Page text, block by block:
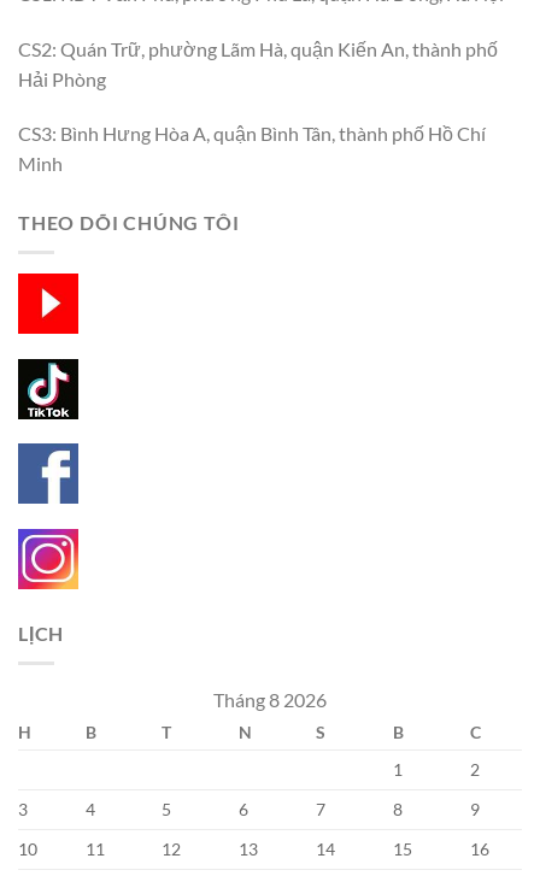
CS2: Quán Trữ, phường Lãm Hà, quận Kiến An, thành phố
Hải Phòng
CS3: Bình Hưng Hòa A, quận Bình Tân, thành phố Hồ Chí
Minh
THEO DÕI CHÚNG TÔI
LỊCH
Tháng 8 2026
H B T N S B
C
1
2
3
4 5 6 7 8
9
10
11 12 13 14 15
16